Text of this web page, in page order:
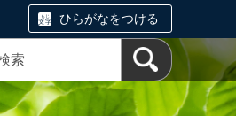
ひらがなをつける